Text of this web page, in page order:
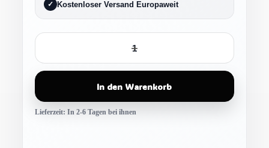
Kostenloser Versand Europaweit
In den Warenkorb
Lieferzeit: In 2-6 Tagen bei ihnen